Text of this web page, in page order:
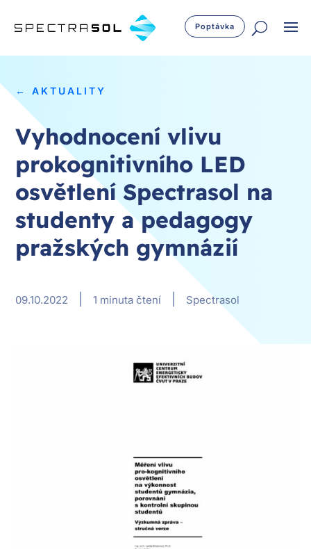
Poptávka
← AKTUALITY
Vyhodnocení vlivu
prokognitivního LED
osvětlení Spectrasol na
studenty a pedagogy
pražských gymnázií
09.10.2022 1 minuta čtení Spectrasol